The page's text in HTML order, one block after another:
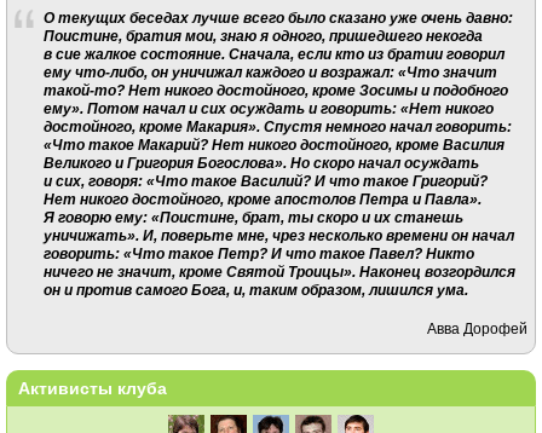
О текущих беседах лучше всего было сказано уже очень давно:
Поистине, братия мои, знаю я одного, пришедшего некогда
в сие жалкое состояние. Сначала, если кто из братии говорил
ему что-либо, он уничижал каждого и возражал: «Что значит
такой-то? Нет никого достойного, кроме Зосимы и подобного
ему». Потом начал и сих осуждать и говорить: «Нет никого
достойного, кроме Макария». Спустя немного начал говорить:
«Что такое Макарий? Нет никого достойного, кроме Василия
Великого и Григория Богослова». Но скоро начал осуждать
и сих, говоря: «Что такое Василий? И что такое Григорий?
Нет никого достойного, кроме апостолов Петра и Павла».
Я говорю ему: «Поистине, брат, ты скоро и их станешь
уничижать». И, поверьте мне, чрез несколько времени он начал
говорить: «Что такое Петр? И что такое Павел? Никто
ничего не значит, кроме Святой Троицы». Наконец возгордился
он и против самого Бога, и, таким образом, лишился ума.
Авва Дорофей
Активисты клуба